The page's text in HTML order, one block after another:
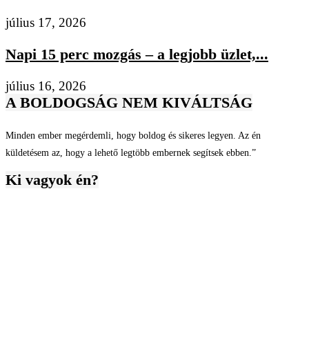
július 17, 2026
Napi 15 perc mozgás – a legjobb üzlet,...
július 16, 2026
A BOLDOGSÁG NEM KIVÁLTSÁG
Minden ember megérdemli, hogy boldog és sikeres legyen. Az én
küldetésem az, hogy a lehető legtöbb embernek segítsek ebben.”
Ki vagyok én?